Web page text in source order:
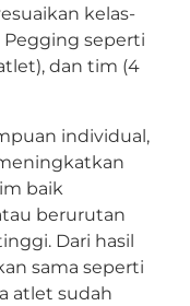
kelas-
seperti
dan tim (4
individual,
baik
berurutan
Dari hasil
sama seperti
atlet sudah